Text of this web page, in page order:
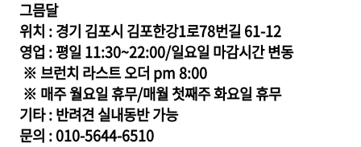
그믐달
위치 : 경기 김포시 김포한강1로78번길 61-12
영업 : 평일 11:30~22:00/일요일 마감시간 변동
※ 브런치 라스트 오더 pm 8:00
※ 매주 월요일 휴무/매월 첫째주 화요일 휴무
기타 : 반려견 실내동반 가능
문의 : 010-5644-6510